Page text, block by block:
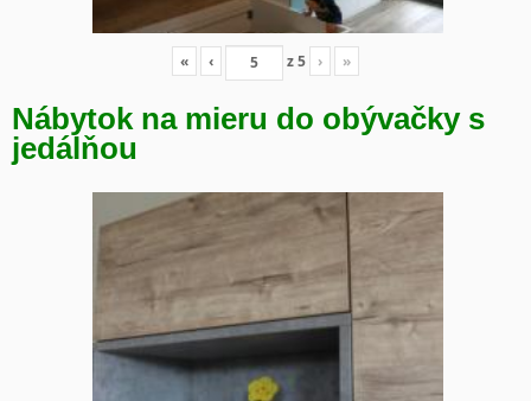
« ‹ z5 › »
Nábytok na mieru do obývačky s
jedálňou